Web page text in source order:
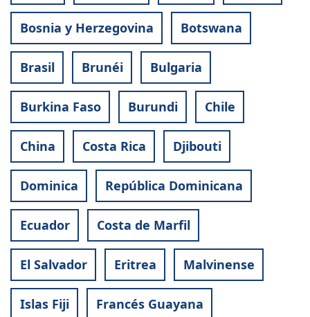
Bosnia y Herzegovina Botswana
Brasil Brunéi Bulgaria
Burkina Faso Burundi Chile
China Costa Rica Djibouti
Dominica República Dominicana
Ecuador Costa de Marfil
El Salvador Eritrea Malvinense
Islas Fiji Francés Guayana